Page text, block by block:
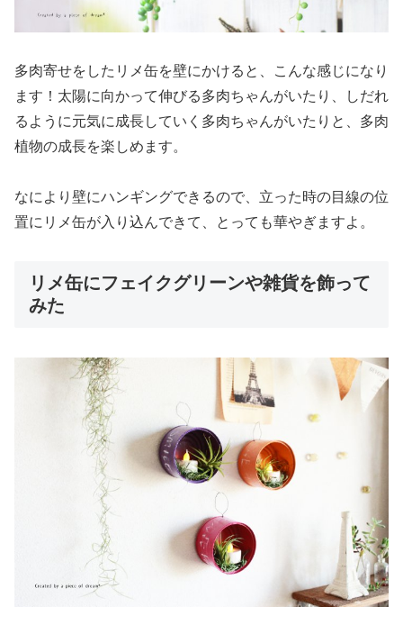
多肉寄せをしたリメ缶を壁にかけると、こんな感じになり
ます！太陽に向かって伸びる多肉ちゃんがいたり、しだれ
るように元気に成長していく多肉ちゃんがいたりと、多肉
植物の成長を楽しめます。
なにより壁にハンギングできるので、立った時の目線の位
置にリメ缶が入り込んできて、とっても華やぎますよ。
リメ缶にフェイクグリーンや雑貨を飾って
みた